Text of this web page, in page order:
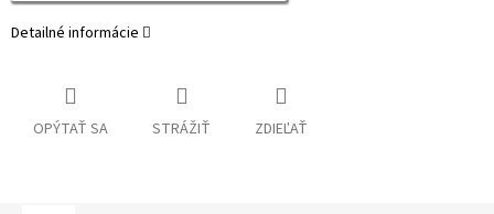
Detailné informácie
OPÝTAŤ SA STRÁŽIŤ ZDIEĽAŤ